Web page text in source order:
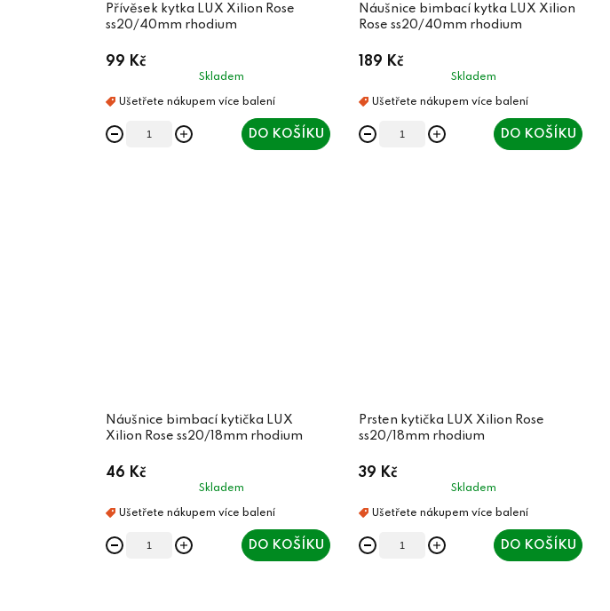
Přívěsek kytka LUX Xilion Rose
ss20/40mm rhodium
99 Kč
Skladem
DO KOŠÍKU
Náušnice bimbací kytka LUX Xilion
Rose ss20/40mm rhodium
189 Kč
Skladem
DO KOŠÍKU
Náušnice bimbací kytička LUX
Xilion Rose ss20/18mm rhodium
46 Kč
Skladem
DO KOŠÍKU
Prsten kytička LUX Xilion Rose
ss20/18mm rhodium
39 Kč
Skladem
DO KOŠÍKU